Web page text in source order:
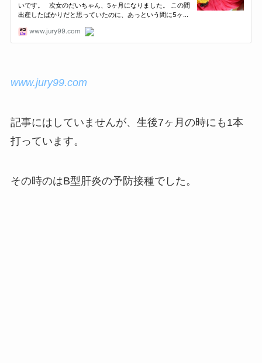
www.jury99.com
記事にはしていませんが、生後7ヶ月の時にも1本
打っています。
その時のはB型肝炎の予防接種でした。